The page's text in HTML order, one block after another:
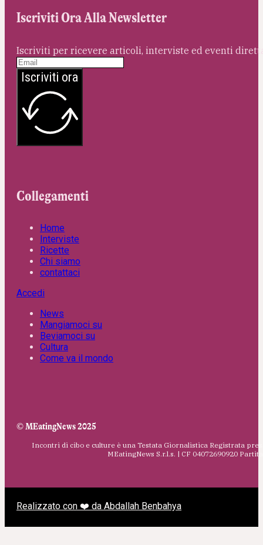
Iscriviti Ora Alla Newsletter
Iscriviti per ricevere articoli, interviste ed eventi
Iscriviti ora
Collegamenti
Home
Interviste
Ricette
Chi siamo
contattaci
Accedi
News
Mangiamoci su
Beviamoci su
Cultura
Come va il mondo
© MEatingNews 2025
Incontri di cibo e culture è una Testata Giornalistica Registrata
MEatingNews S.r.l.s. | CF 04072690920
Realizzato con ❤️ da Abdallah Benbahya